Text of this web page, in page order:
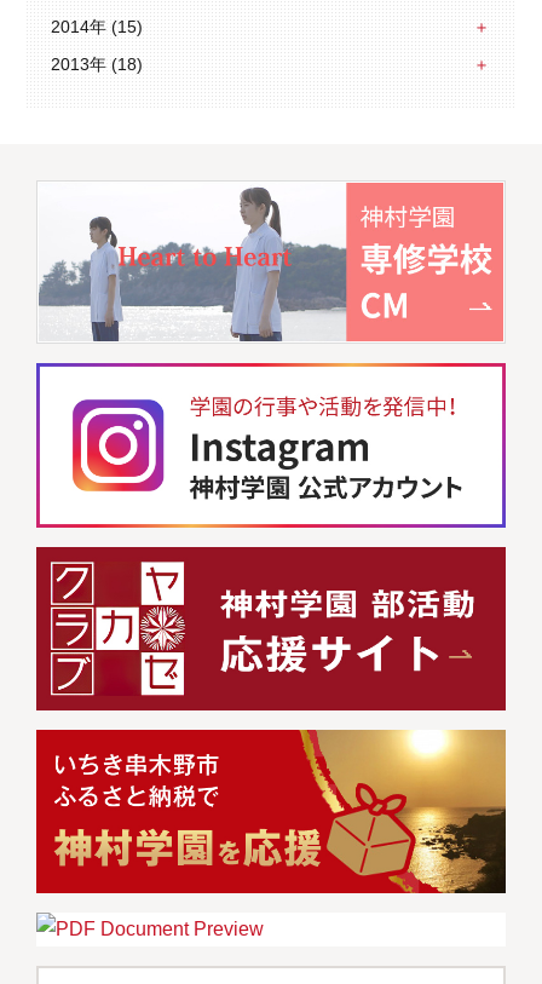
2014年 (15)
2013年 (18)